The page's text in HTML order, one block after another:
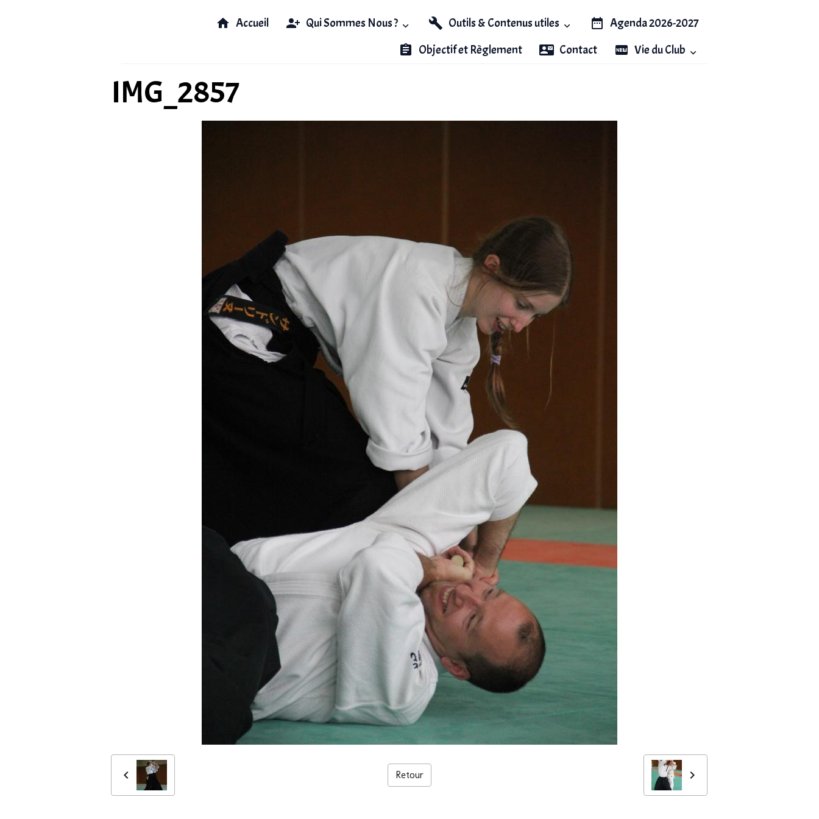
Accueil Qui Sommes Nous ? Outils & Contenus utiles
Agenda 2026-2027
Objectif et Règlement
Contact Vie du Club
IMG_2857
Retour